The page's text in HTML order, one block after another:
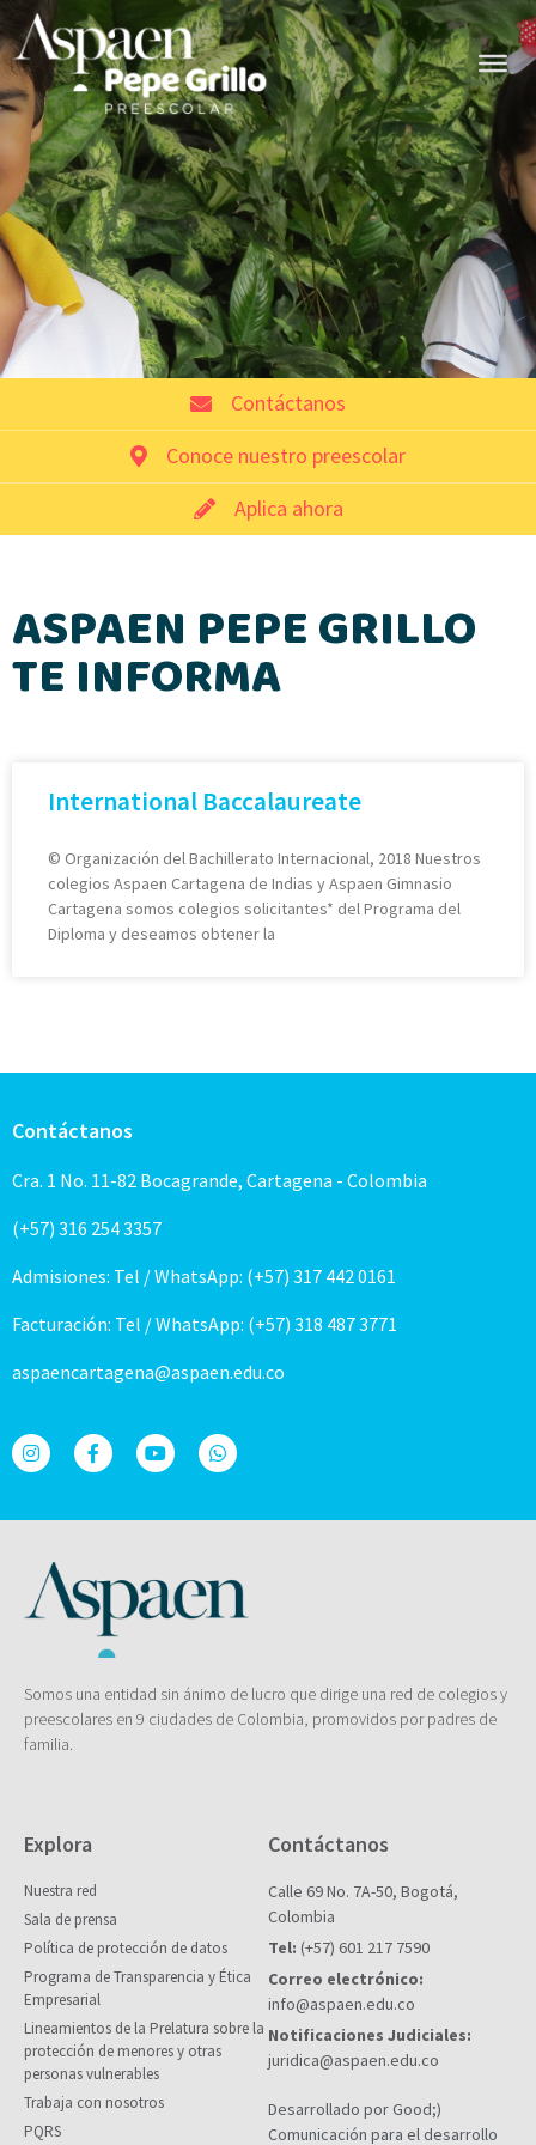
Contáctanos
Conoce nuestro preescolar
Aplica ahora
ASPAEN PEPE GRILLO
TE INFORMA
International Baccalaureate
© Organización del Bachillerato Internacional, 2018 Nuestros
colegios Aspaen Cartagena de Indias y Aspaen Gimnasio
Cartagena somos colegios solicitantes* del Programa del
Diploma y deseamos obtener la
Contáctanos
Cra. 1 No. 11-82 Bocagrande, Cartagena - Colombia
(+57) 316 254 3357
Admisiones: Tel / WhatsApp: (+57) 317 442 0161
Facturación: Tel / WhatsApp: (+57) 318 487 3771
aspaencartagena@aspaen.edu.co
Somos una entidad sin ánimo de lucro que dirige una red de colegios y
preescolares en 9 ciudades de Colombia, promovidos por padres de
familia.
Explora
Nuestra red
Sala de prensa
Política de protección de datos
Programa de Transparencia y Ética
Empresarial
Lineamientos de la Prelatura sobre la
protección de menores y otras
personas vulnerables
Trabaja con nosotros
PQRS
Contáctanos
Calle 69 No. 7A-50, Bogotá,
Colombia
Tel: (+57) 601 217 7590
Correo electrónico:
info@aspaen.edu.co
Notificaciones Judiciales:
juridica@aspaen.edu.co
Desarrollado por Good;)
Comunicación para el desarrollo